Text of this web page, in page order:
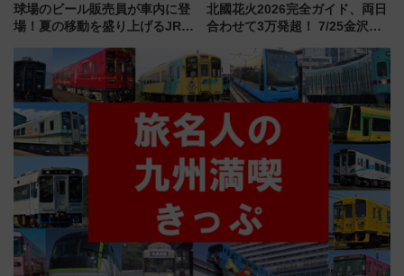
球場のビール販売員が車内に登
場！夏の移動を盛り上げるJR九
月7日限定 ソフトバンクホーク
スとコラボ
北國花火2026完全ガイド、両日
合わせて3万発超！ 7/25金沢大
会の日程・アクセス・観覧席ま
とめ（石川県）